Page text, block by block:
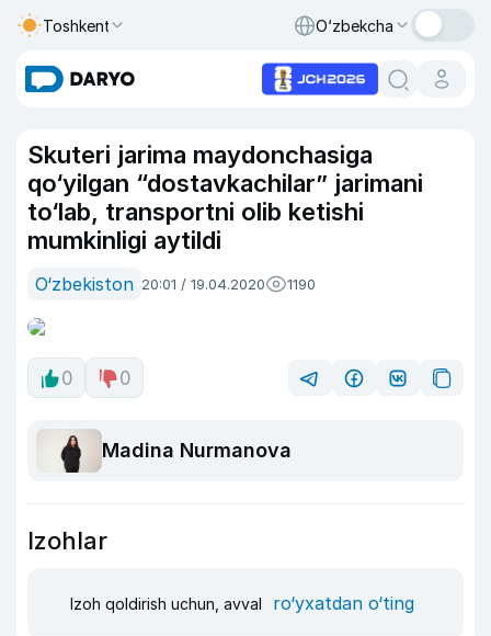
Toshkent O‘zbekcha
Skuteri jarima maydonchasiga
qo‘yilgan “dostavkachilar” jarimani
to‘lab, transportni olib ketishi
mumkinligi aytildi
O‘zbekiston 20:01 / 19.04.2020 1190
0 0
Madina Nurmanova
Izohlar
Izoh qoldirish uchun, avval ro‘yxatdan o‘ting